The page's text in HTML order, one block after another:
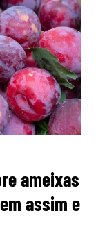
ameixas
assim e